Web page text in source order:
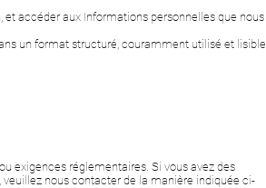
accéder aux Informations personnelles que nous
un format structuré, couramment utilisé et lisible
exigences réglementaires. Si vous avez des
nous contacter de la manière indiquée ci-